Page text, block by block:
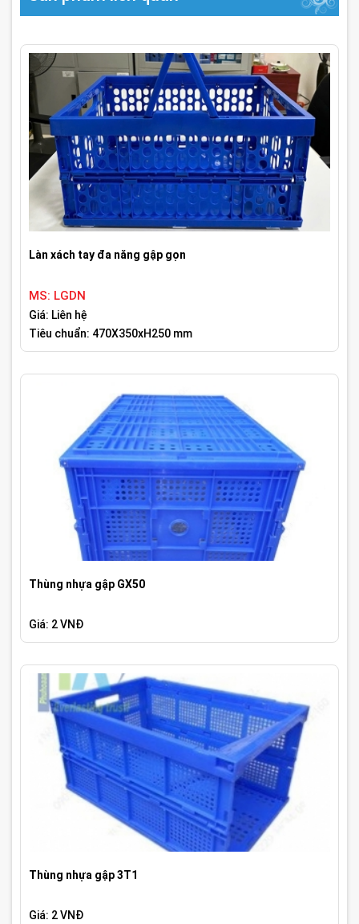
Làn xách tay đa năng gập gọn
MS: LGDN
Giá: Liên hệ
Tiêu chuẩn: 470X350xH250 mm
Thùng nhựa gập GX50
Giá: 2 VNĐ
Thùng nhựa gập 3T1
Giá: 2 VNĐ